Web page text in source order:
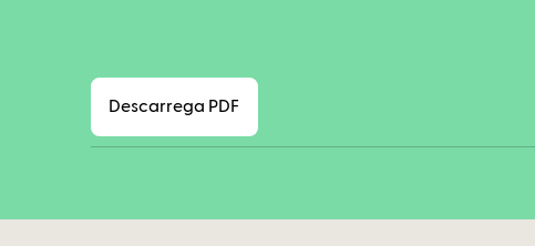
Descarrega PDF